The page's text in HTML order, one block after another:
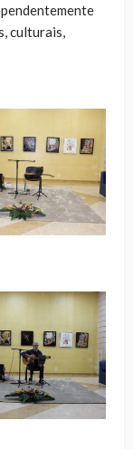
culturais,